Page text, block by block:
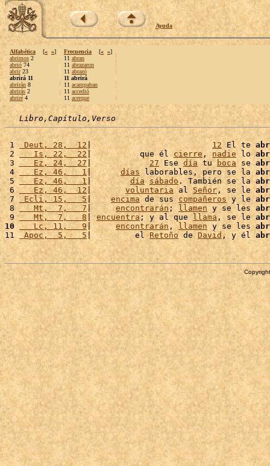
Ayuda
Alfabética [« »]
abrimos 2
abrió 74
abrir23
abrirá 11
abrirán 8
abrirás 2
abriré 4
Frecuencia [« »]
11 abran
11 abrazaron
11 abrazó
11 abrirá
11 acampaban
11 accedió
11 acerque
Libro,Capítulo,Verso
1 Deut, 28,  12 | 12 El te
2
   Is, 22,  22
|          que él cierre , nadie lo
3
   Ez, 24,  27
| 27 Ese día tu boca se
4
   Ez, 46,   1
| días laborables, pero se la
5
   Ez, 46,   1
| día sábado . También se la
6
   Ez, 46,  12
| voluntaria al Señor , se le
7 Ecli, 15,   5 | encima de sus compañeros y le
8
   Mt,  7,   7
| encontrarán ; llamen y se les
9
   Mt,  7,   8
| encuentra ; y al que llama , se le
10
   Lc, 11,   9
| encontrarán , llamen y se les
11 Apoc,  5,   5 |         el Retoño de David , y él